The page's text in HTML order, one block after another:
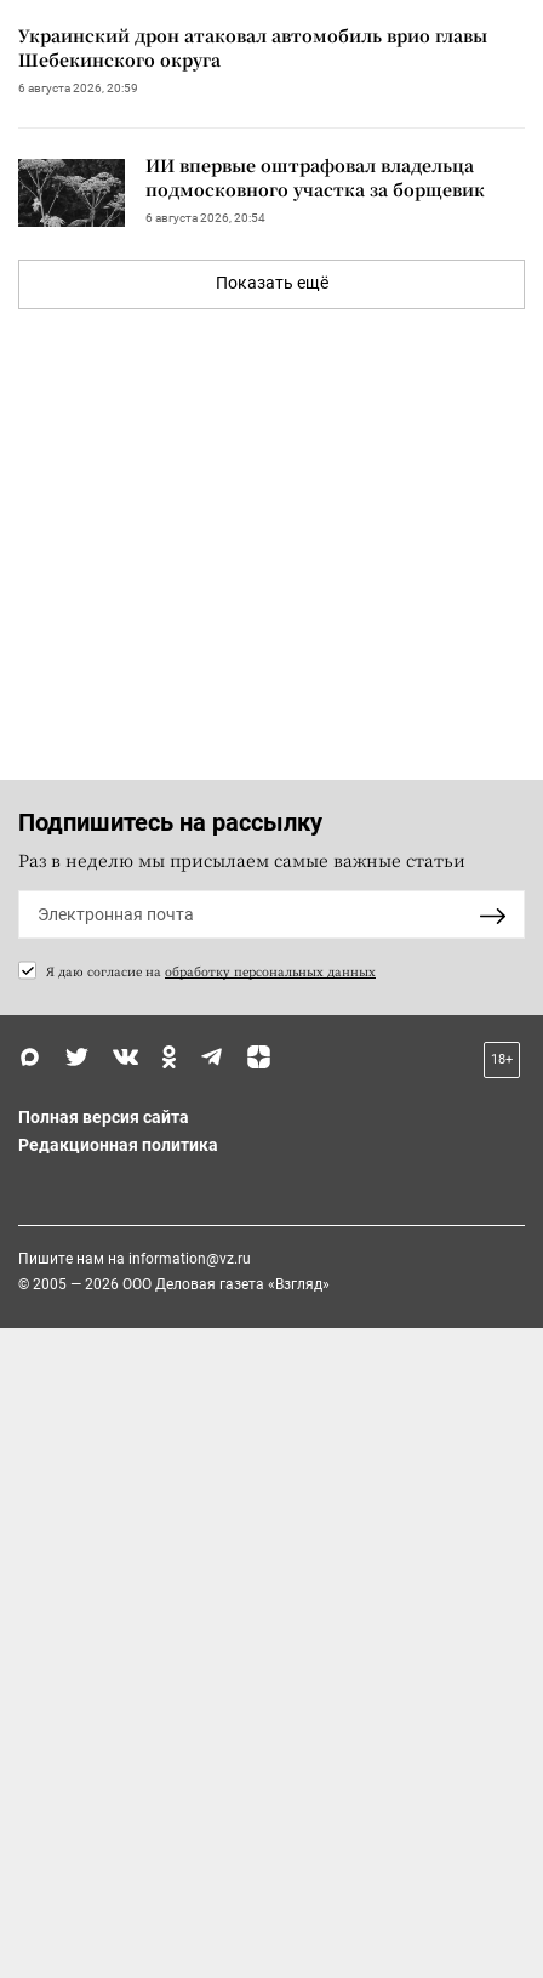
Украинский дрон атаковал автомобиль врио главы
Шебекинского округа
6 августа 2026, 20:59
ИИ впервые оштрафовал владельца
подмосковного участка за борщевик
6 августа 2026, 20:54
Показать ещё
Подпишитесь на рассылку
Раз в неделю мы присылаем самые важные статьи
Я даю согласие на обработку персональных данных
18+
Полная версия сайта
Редакционная политика
Пишите нам на information@vz.ru
© 2005 — 2026 ООО Деловая газета «Взгляд»